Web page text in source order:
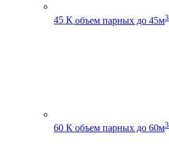
45 К объем парных до 45м3
60 К объем парных до 60м3